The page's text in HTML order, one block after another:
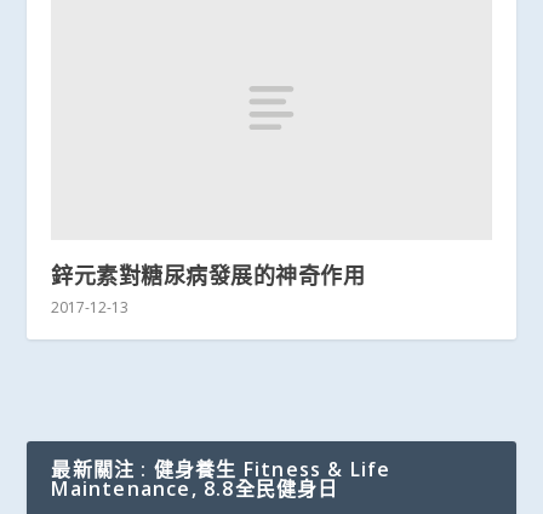
鋅元素對糖尿病發展的神奇作用
2017-12-13
最新關注 : 健身養生 Fitness & Life
Maintenance, 8.8全民健身日